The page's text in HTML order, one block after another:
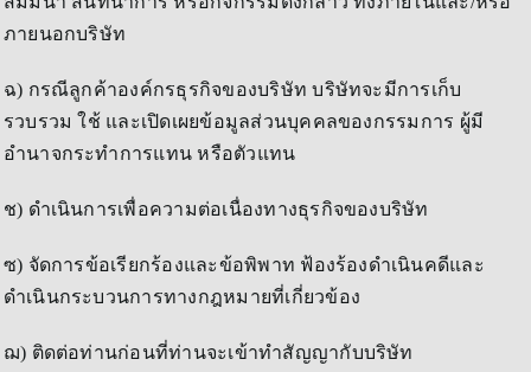
ภายนอกบริษัท
ฉ) กรณีลูกค้าองค์กรธุรกิจของบริษัท บริษัทจะมีการเก็บ
รวบรวม ใช้ และเปิดเผยข้อมูลส่วนบุคคลของกรรมการ ผู้มี
อำนาจกระทำการแทน หรือตัวแทน
ช) ดำเนินการเพื่อความต่อเนื่องทางธุรกิจของบริษัท
ซ) จัดการข้อเรียกร้องและข้อพิพาท ฟ้องร้องดำเนินคดีและ
ดำเนินกระบวนการทางกฎหมายที่เกี่ยวข้อง
ฌ) ติดต่อท่านก่อนที่ท่านจะเข้าทำสัญญากับบริษัท